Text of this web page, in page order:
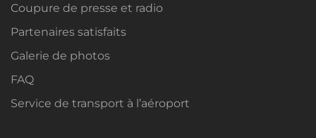
Coupure de presse et radio
Partenaires satisfaits
Galerie de photos
FAQ
Service de transport à l’aéroport